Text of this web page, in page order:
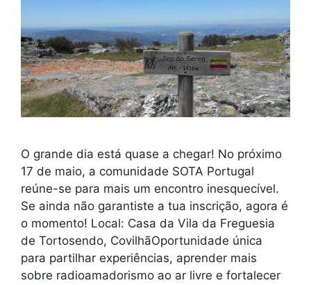
O grande dia está quase a chegar! No próximo
17 de maio, a comunidade SOTA Portugal
reúne-se para mais um encontro inesquecível.
Se ainda não garantiste a tua inscrição, agora é
o momento! Local: Casa da Vila da Freguesia
de Tortosendo, CovilhãOportunidade única
para partilhar experiências, aprender mais
sobre radioamadorismo ao ar livre e fortalecer